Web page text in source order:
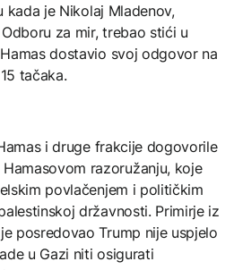
kada je Nikolaj Mladenov,
za mir, trebao stići u
dostavio svoj odgovor na
tačaka.
i druge frakcije dogovorile
razoružanju, koje
povlačenjem i političkim
državnosti. Primirje iz
posredovao Trump nije uspjelo
u Gazi niti osigurati